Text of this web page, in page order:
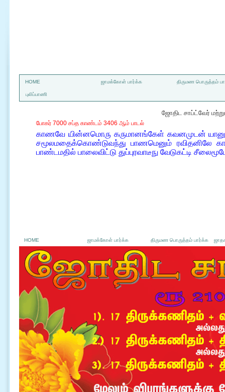
HOME ஜாமக்கோள் பார்க்க திருமண பொருத்தம்
புலிப்பாணி
ஜோதிட சாப்ட்வேர்
போகர் 7000 சப்த காண்டம் 3406 ஆம் பாடல்
காணவே யின்னமொரு கருமானங்கேள் கவனமுடன்
சமூலமதைக்கொண்டுவந்து பாணமெனும் ரவிதனிலே
பாண்டமதில் பாலைவிட்டு துப்புரவாடீநு வேடுகட்டி
HOME ஜாமக்கோள் பார்க்க திருமண பொருத்தம் பார்க்க